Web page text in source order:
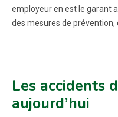
employeur en est le garant
des mesures de prévention,
Les accidents
aujourd’hui